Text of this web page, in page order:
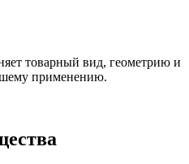
товарный вид, геометрию и
применению.